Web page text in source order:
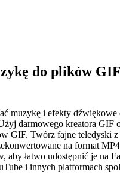
do plików
muzykę i efekty dźwiękowe
darmowego kreatora GIF
GIF. Twórz fajne teledyski
na format
aby łatwo udostępnić je na
i innych platformach